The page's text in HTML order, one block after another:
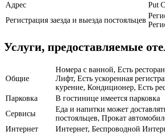
Адрес
Put
Регистрация заезда и выезда постояльцев
Услуги, предоставляемые
Общие
Номера с ванной, Есть
Лифт, Есть ускоренная
курение, Кондиционер, Есть
Парковка
В гостинице имеется парковка
Сервисы
Еда и напитки может
постояльцев, Прокат
Интернет
Интернет, Беспроводной